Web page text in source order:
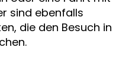
sind ebenfalls
die den Besuch in